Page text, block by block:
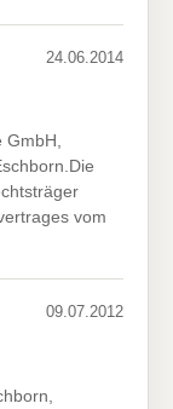
24.06.2014
vom
09.07.2012